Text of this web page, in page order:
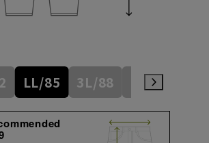
LL/85 3L/88 4L/91